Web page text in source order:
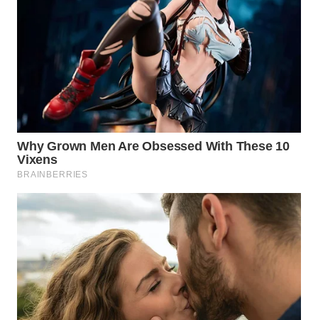
WN
BOROBUDUR
WN
MADURA
SURABAYA
WN
NATUNA